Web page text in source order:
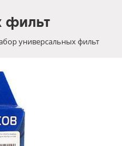
фильт
универсальных фильт